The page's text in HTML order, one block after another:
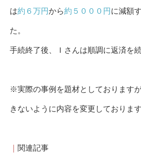
は約６万円から約５０００円 に減額
た。
手続終了後、Ｉさんは順調に返済を
※実際の事例を題材としております
きないように内容を変更しております
関連記事